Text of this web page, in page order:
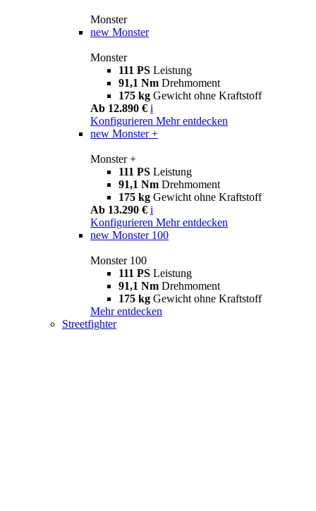
Monster
new Monster
Monster
111 PS Leistung
91,1 Nm Drehmoment
175 kg Gewicht ohne Kraftstoff
Ab 12.890 € i
Konfigurieren Mehr entdecken
new Monster +
Monster +
111 PS Leistung
91,1 Nm Drehmoment
175 kg Gewicht ohne Kraftstoff
Ab 13.290 € i
Konfigurieren Mehr entdecken
new Monster 100
Monster 100
111 PS Leistung
91,1 Nm Drehmoment
175 kg Gewicht ohne Kraftstoff
Mehr entdecken
Streetfighter